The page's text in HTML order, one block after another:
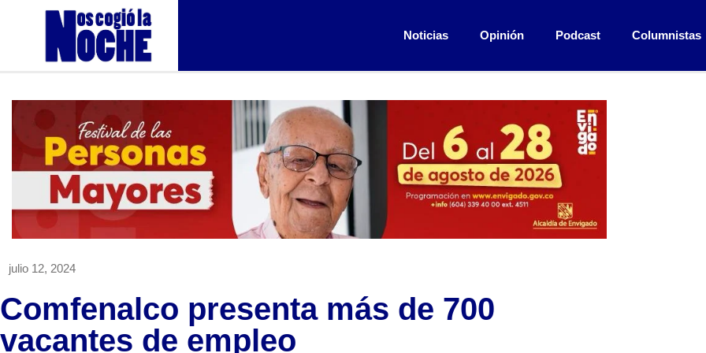
Noticias Opinión Podcast Columnistas
julio 12, 2024
Comfenalco presenta más de 700
vacantes de empleo